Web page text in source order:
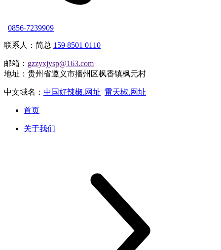
0856-7239909
联系人：简总 159 8501 0110
邮箱： gzzyxjysp@163.com
地址：贵州省遵义市播州区枫香镇枫元村
中文域名： 中国好辣椒.网址 雷天椒.网址
首页
关于我们